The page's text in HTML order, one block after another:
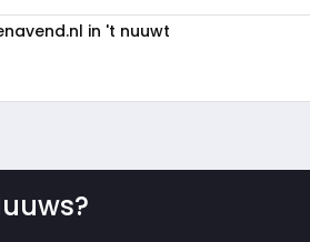
in 't nuuwt